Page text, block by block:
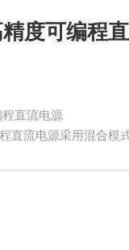
高精度可编
可编程直流电源
直流电源采用混合